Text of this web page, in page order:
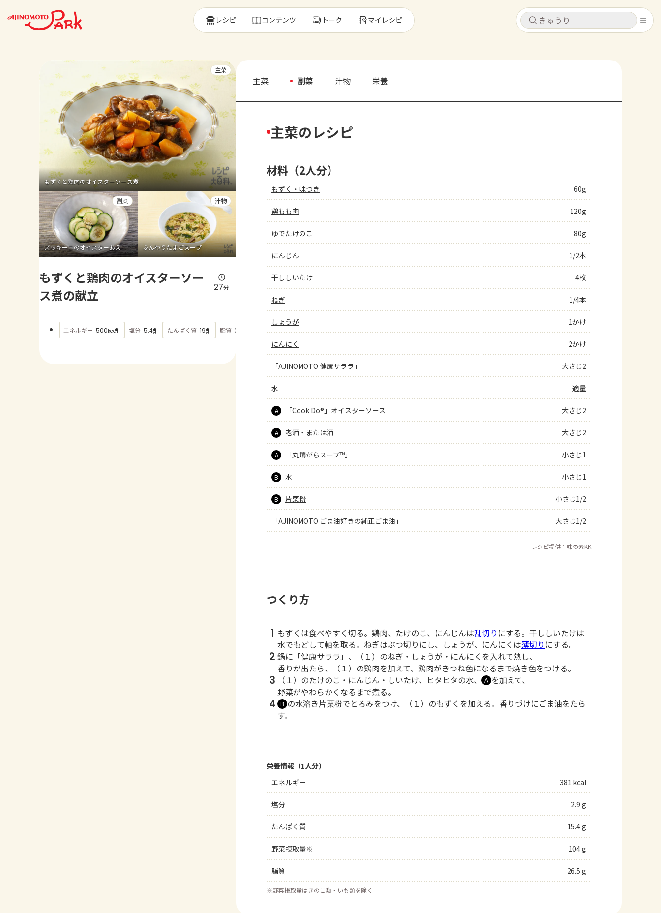
キャンセル
よくあるお問い合わせ
お買い物
キャンセル
レシピ コンテンツ トーク マイレシピ
もずくと鶏肉のオイスターソース煮
主菜
ズッキーニのオイスターあえ
副菜
ふんわりたまごスープ
汁物
もずくと鶏肉のオイスターソー
ス煮の献立
27分
エネルギー 500kcal 塩分 5.4g たんぱく質 19g 脂質 34.9 もっと見る
主菜 副菜 汁物 栄養
主菜のレシピ
材料（2人分）
もずく・味つき 60g
鶏もも肉 120g
ゆでたけのこ 80g
にんじん 1/2本
干ししいたけ 4枚
ねぎ 1/4本
しょうが 1かけ
にんにく 2かけ
「AJINOMOTO 健康サララ」 大さじ2
水 適量
A 「Cook Do®」オイスターソース 大さじ2
A 老酒・または酒 大さじ2
A 「丸鶏がらスープ™」 小さじ1
B 水 小さじ1
B 片栗粉 小さじ1/2
「AJINOMOTO ごま油好きの純正ごま油」 大さじ1/2
レシピ提供：味の素KK
つくり方
1 もずくは食べやすく切る。鶏肉、たけのこ、にんじんは乱切り にする。干ししいたけは
水でもどして軸を取る。ねぎはぶつ切りにし、しょうが、にんにくは薄切り にする。
2 鍋に「健康サララ」、（１）のねぎ・しょうが・にんにくを入れて熱し、
香りが出たら、（１）の鶏肉を加えて、鶏肉がきつね色になるまで焼き色をつける。
3 （１）のたけのこ・にんじん・しいたけ、ヒタヒタの水、 Ａ を加えて、
野菜がやわらかくなるまで煮る。
4 Ｂ の水溶き片栗粉でとろみをつけ、（１）のもずくを加える。香りづけにごま油をたら
す。
栄養情報（1人分）
エネルギー
381 kcal
塩分 2.9 g
たんぱく質 15.4 g
野菜摂取量※ 104 g
脂質 26.5 g
※野菜摂取量はきのこ類・いも類を除く